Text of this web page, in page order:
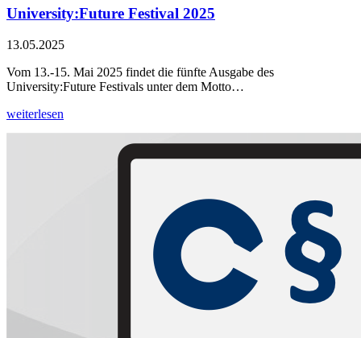
University:Future Festival 2025
13.05.2025
Vom 13.-15. Mai 2025 findet die fünfte Ausgabe des
University:Future Festivals unter dem Motto…
weiterlesen